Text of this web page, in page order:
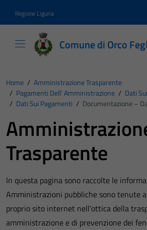
Regione Liguria
Comune di Orco
Home / Amministrazione Trasparente
/ Pagamenti Dell' Amministrazione / Dati
/ Dati Sui Pagamenti / Documentazione –
Trasparente
In questa pagina sono raccolte le
Amministrazioni pubbliche sono tenute
proprio sito internet nell’ottica della
amministrazione e di prevenzione dei